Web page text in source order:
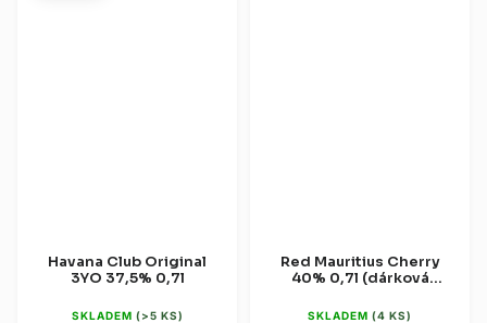
Havana Club Original
3YO 37,5% 0,7l
SKLADEM (>5 KS)
Red Mauritius Cherry
40% 0,7l (dárková
SKLADEM (4 KS)